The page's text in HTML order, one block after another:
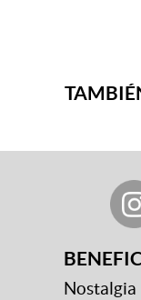
Nostalgia